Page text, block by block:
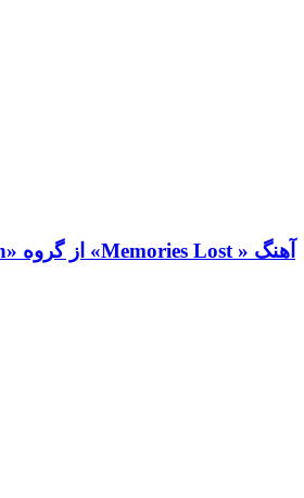
آهنگ « Memories Lost» از گروه «Unpacked Brain»